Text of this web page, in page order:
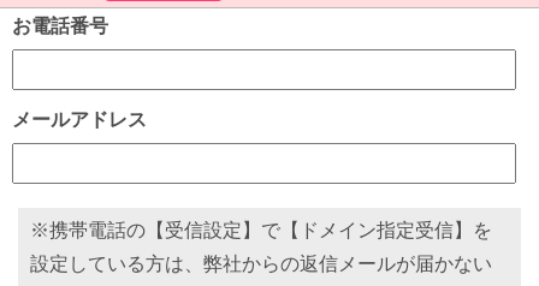
お電話番号
メールアドレス
※携帯電話の【受信設定】で【ドメイン指定受信】を
設定している方は、弊社からの返信メールが届かない